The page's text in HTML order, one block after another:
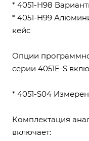
* 4051-H98
* 4051-H99
кейс
Опции
серии 4051E-S
* 4051-S04
Комплектация
включает: